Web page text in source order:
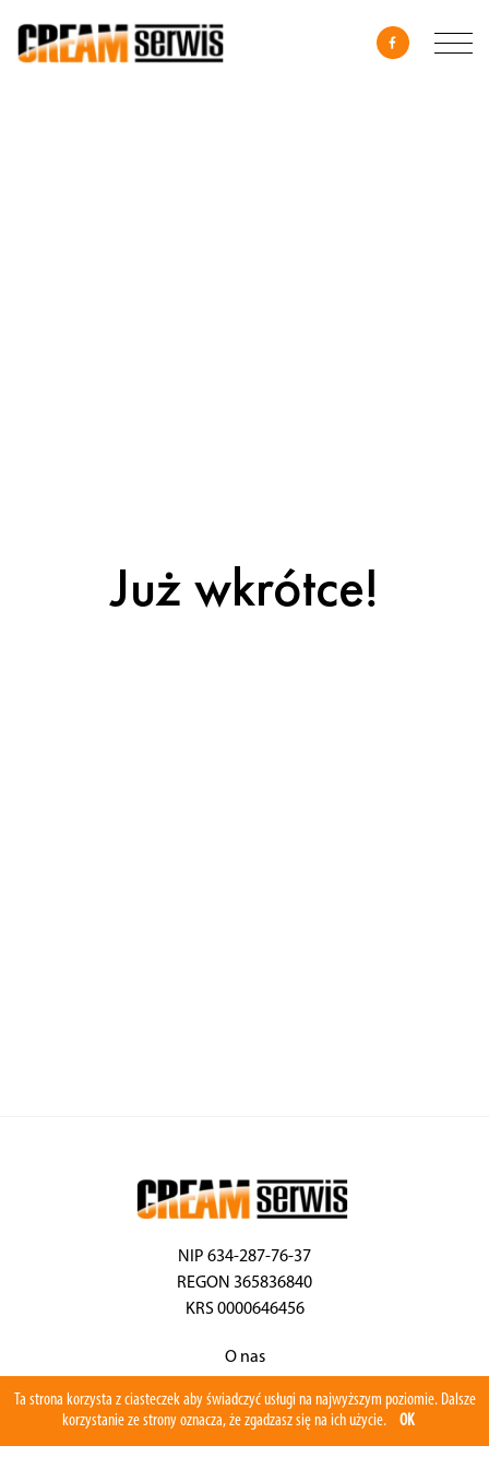
Już wkrótce!
NIP 634-287-76-37
REGON 365836840
KRS 0000646456
O nas
Serwis
Ta strona korzysta z ciasteczek aby świadczyć usługi na najwyższym poziomie. Dalsze
korzystanie ze strony oznacza, że zgadzasz się na ich użycie.
OK